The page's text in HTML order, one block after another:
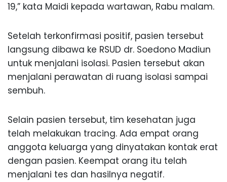
19,” kata Maidi kepada wartawan, Rabu malam.
Setelah terkonfirmasi positif, pasien tersebut
langsung dibawa ke RSUD dr. Soedono Madiun
untuk menjalani isolasi. Pasien tersebut akan
menjalani perawatan di ruang isolasi sampai
sembuh.
Selain pasien tersebut, tim kesehatan juga
telah melakukan tracing. Ada empat orang
anggota keluarga yang dinyatakan kontak erat
dengan pasien. Keempat orang itu telah
menjalani tes dan hasilnya negatif.